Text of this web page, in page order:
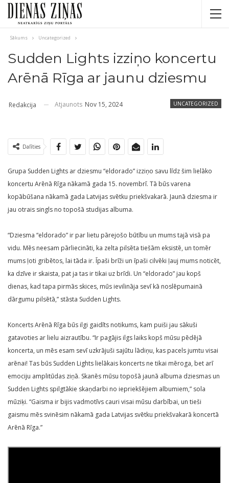
Sākums Uncategorized
Sudden Lights izziņo koncertu
Arēnā Rīga ar jaunu dziesmu
UNCATEGORIZED
Redakcija Atjaunots Nov 15, 2024
Dalīties
Grupa Sudden Lights ar dziesmu “eldorado” izziņo savu līdz šim lielāko
koncertu Arēnā Rīga nākamā gada 15. novembrī. Tā būs varena
kopābūšana nākamā gada Latvijas svētku priekšvakarā. Jaunā dziesma ir
jau otrais singls no topošā studijas albuma.
“Dziesma “eldorado” ir par lietu pārejošo būtību un mums tajā visā pa
vidu. Mēs neesam pārliecināti, ka zelta pilsēta tiešām eksistē, un tomēr
mums ļoti gribētos, lai tāda ir. Īpaši brīži un īpaši cilvēki ļauj mums noticēt,
ka dzīve ir skaista, pat ja tas ir tikai uz brīdi. Un “eldorado” jau kopš
dienas, kad tapa pirmās skices, mūs ievilināja sevī kā noslēpumainā
dārgumu pilsētā,” stāsta Sudden Lights.
Koncerts Arēnā Rīga būs ilgi gaidīts notikums, kam puiši jau sākuši
gatavoties ar lielu aizrautību. “Ir pagājis ilgs laiks kopš mūsu pēdējā
koncerta, un mēs esam sevī uzkrājuši sajūtu lādiņu, kas pacels jumtu visai
arēnai! Tas būs Sudden Lights lielākais koncerts ne tikai mēroga, bet arī
emociju amplitūdas ziņā. Skanēs mūsu topošā jaunā albuma dziesmas un
Sudden Lights spilgtākie skaņdarbi no iepriekšējiem albumiem,” sola
mūziķi. “Gaisma ir bijis vadmotīvs cauri visai mūsu darbībai, un tieši
gaismu mēs svinēsim nākamā gada Latvijas svētku priekšvakarā koncertā
Arēnā Rīga.”